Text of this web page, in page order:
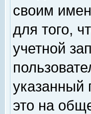
своим
для того,
учетной
указанный
это на